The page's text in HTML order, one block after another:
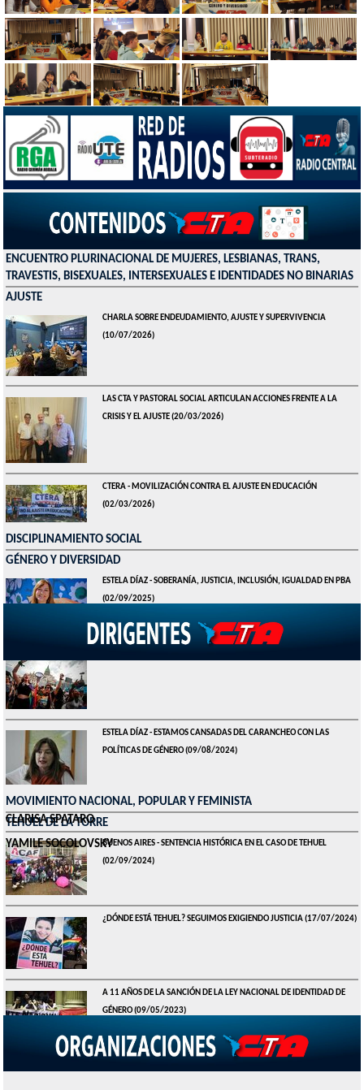
ENCUENTRO PLURINACIONAL DE MUJERES, LESBIANAS, TRANS,
TRAVESTIS, BISEXUALES, INTERSEXUALES E IDENTIDADES NO BINARIAS
AJUSTE
CHARLA SOBRE ENDEUDAMIENTO, AJUSTE Y SUPERVIVENCIA
(10/07/2026)
LAS CTA Y PASTORAL SOCIAL ARTICULAN ACCIONES FRENTE A LA
CRISIS Y EL AJUSTE(20/03/2026)
CTERA - MOVILIZACIÓN CONTRA EL AJUSTE EN EDUCACIÓN
(02/03/2026)
DISCIPLINAMIENTO SOCIAL
GÉNERO Y DIVERSIDAD
ESTELA DÍAZ - SOBERANÍA, JUSTICIA, INCLUSIÓN, IGUALDAD EN PBA
(02/09/2025)
ESTELA DÍAZ - ESTAMOS CANSADAS DEL CARANCHEO CON LAS
POLÍTICAS DE GÉNERO(09/08/2024)
MOVIMIENTO NACIONAL, POPULAR Y FEMINISTA
TEHUEL DE LA TORRE
BUENOS AIRES - SENTENCIA HISTÓRICA EN EL CASO DE TEHUEL
(02/09/2024)
¿DÓNDE ESTÁ TEHUEL? SEGUIMOS EXIGIENDO JUSTICIA(17/07/2024)
A 11 AÑOS DE LA SANCIÓN DE LA LEY NACIONAL DE IDENTIDAD DE
GÉNERO(09/05/2023)
CLARISA SPATARO
YAMILE SOCOLOVSKY